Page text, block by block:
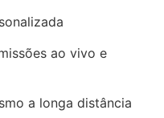
ao vivo e
a longa distância